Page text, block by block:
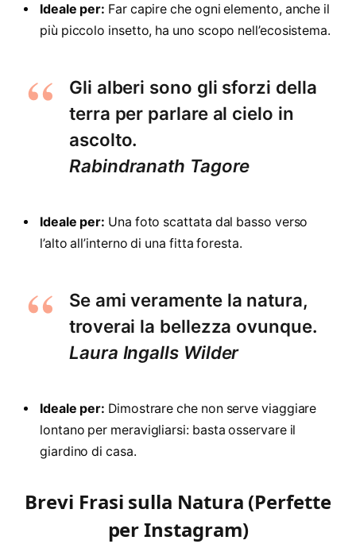
Ideale per: Far capire che ogni elemento, anche il
più piccolo insetto, ha uno scopo nell’ecosistema.
Gli alberi sono gli sforzi della
terra per parlare al cielo in
ascolto.
Rabindranath Tagore
Ideale per: Una foto scattata dal basso verso
l’alto all’interno di una fitta foresta.
Se ami veramente la natura,
troverai la bellezza ovunque.
Laura Ingalls Wilder
Ideale per: Dimostrare che non serve viaggiare
lontano per meravigliarsi: basta osservare il
giardino di casa.
Brevi Frasi sulla Natura (Perfette
per Instagram)